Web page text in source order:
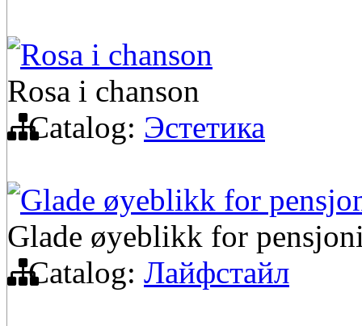
Rosa i chanson
Rosa i chanson
Catalog: Эстетика
Glade øyeblikk for
Glade øyeblikk for
Catalog: Лайфстайл